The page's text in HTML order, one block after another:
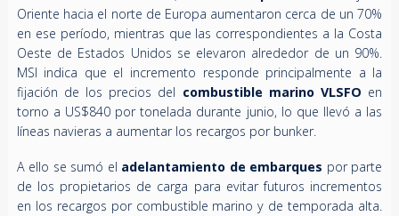
Oriente hacia el norte de Europa aumentaron cerca de un 70%
en ese período, mientras que las correspondientes a la Costa
Oeste de Estados Unidos se elevaron alrededor de un 90%.
MSI indica que el incremento responde principalmente a la
fijación de los precios del combustible marino VLSFO en
torno a US$840 por tonelada durante junio, lo que llevó a las
líneas navieras a aumentar los recargos por bunker.
A ello se sumó el adelantamiento de embarques por parte
de los propietarios de carga para evitar futuros incrementos
en los recargos por combustible marino y de temporada alta.